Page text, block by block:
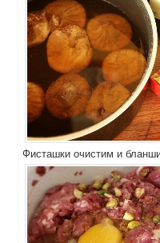
Фисташки очистим и